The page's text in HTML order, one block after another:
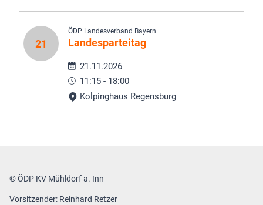
21
ÖDP Landesverband Bayern
Landesparteitag
21.11.2026
11:15 - 18:00
Kolpinghaus Regensburg
© ÖDP KV Mühldorf a. Inn
Vorsitzender: Reinhard Retzer